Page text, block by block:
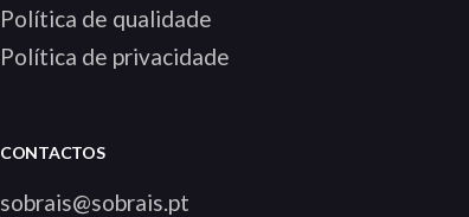
Política de qualidade
Política de privacidade
CONTACTOS
sobrais@sobrais.pt